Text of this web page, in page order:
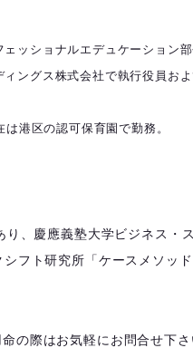
ッショナルエデュケーション
ィングス株式会社で執行役員お
は港区の認可保育園で勤務。
、慶應義塾大学ビジネス・
フト研究所「ケースメソッ
の際はお気軽にお問合せ下